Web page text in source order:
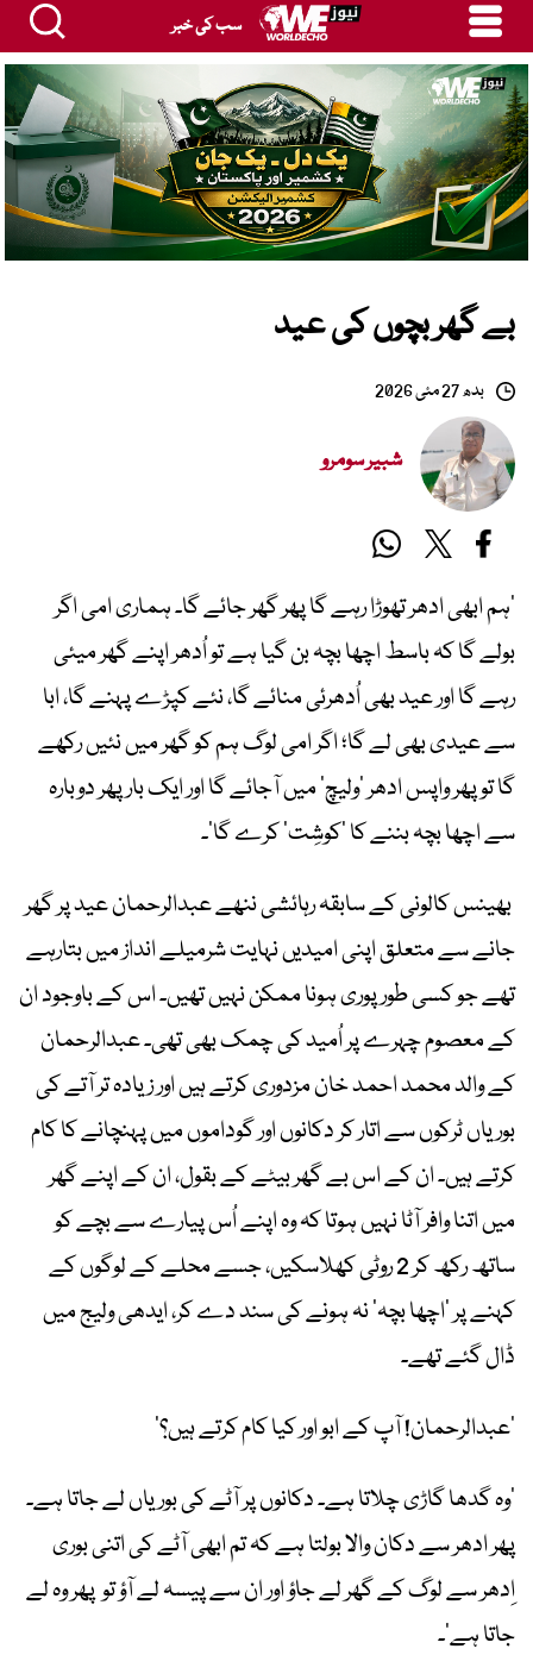
سب کی خبر
بے گھر بچوں کی عید
بدھ 27 مئی 2026
شبیر سومرو
’ہم ابھی ادھر تھوڑا رہے گا پھر گھر جائے گا۔ ہماری امی اگر
بولے گا کہ باسط اچھا بچہ بن گیا ہے تو اُدھر اپنے گھر میئی
رہے گا اور عید بھی اُدھرئی منائے گا، نئے کپڑے پہنے گا، ابا
سے عیدی بھی لے گا؛ اگر امی لوگ ہم کو گھر میں نئیں رکھے
گا تو پھر واپس ادھر ’ولیچ‘ میں آجائے گا اور ایک بار پھر دوبارہ
سے اچھا بچہ بننے کا ’کوشِت‘ کرے گا‘۔
بھینس کالونی کے سابقہ رہائشی ننھے عبدالرحمان عید پر گھر
جانے سے متعلق اپنی امیدیں نہایت شرمیلے انداز میں بتارہے
تھے جو کسی طور پوری ہونا ممکن نہیں تھیں۔ اس کے باوجود ان
کے معصوم چہرے پر اُمید کی چمک بھی تھی۔ عبدالرحمان
کے والد محمد احمد خان مزدوری کرتے ہیں اور زیادہ تر آتے کی
بوریاں ٹرکوں سے اتار کر دکانوں اور گوداموں میں پہنچانے کا کام
کرتے ہیں۔ ان کے اس بے گھر بیٹے کے بقول، ان کے اپنے گھر
میں اتنا وافر آٹا نہیں ہوتا کہ وہ اپنے اُس پیارے سے بچے کو
ساتھ رکھ کر 2 روٹی کھلاسکیں، جسے محلے کے لوگوں کے
کہنے پر ’اچھا بچہ‘ نہ ہونے کی سند دے کر، ایدھی ولیج میں
ڈال گئے تھے۔
’عبدالرحمان! آپ کے ابو اور کیا کام کرتے ہیں؟‘
’وہ گدھا گاڑی چلاتا ہے۔ دکانوں پر آٹے کی بوریاں لے جاتا ہے۔
پھر ادھر سے دکان والا بولتا ہے کہ تم ابھی آٹے کی اتنی بوری
اِدھر سے لوگ کے گھر لے جاؤ اور ان سے پیسہ لے آؤ تو پھر وہ لے
جاتا ہے‘۔